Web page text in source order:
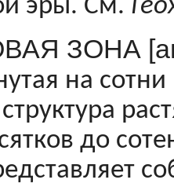
эры. См.
ЗОНА
на
до